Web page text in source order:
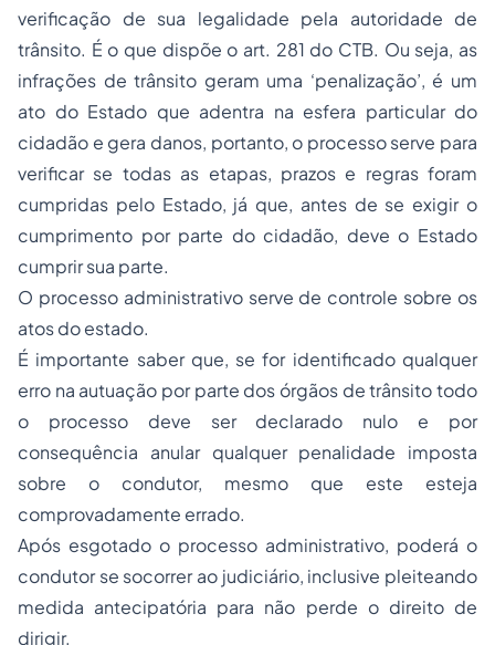
verificação de sua legalidade pela autoridade de
trânsito. É o que dispõe o art. 281 do CTB. Ou seja, as
infrações de trânsito geram uma ‘penalização’, é um
ato do Estado que adentra na esfera particular do
cidadão e gera danos, portanto, o processo serve para
verificar se todas as etapas, prazos e regras foram
cumpridas pelo Estado, já que, antes de se exigir o
cumprimento por parte do cidadão, deve o Estado
cumprir sua parte.
O processo administrativo serve de controle sobre os
atos do estado.
É importante saber que, se for identificado qualquer
erro na autuação por parte dos órgãos de trânsito todo
o processo deve ser declarado nulo e por
consequência anular qualquer penalidade imposta
sobre o condutor, mesmo que este esteja
comprovadamente errado.
Após esgotado o processo administrativo, poderá o
condutor se socorrer ao judiciário, inclusive pleiteando
medida antecipatória para não perde o direito de
dirigir.